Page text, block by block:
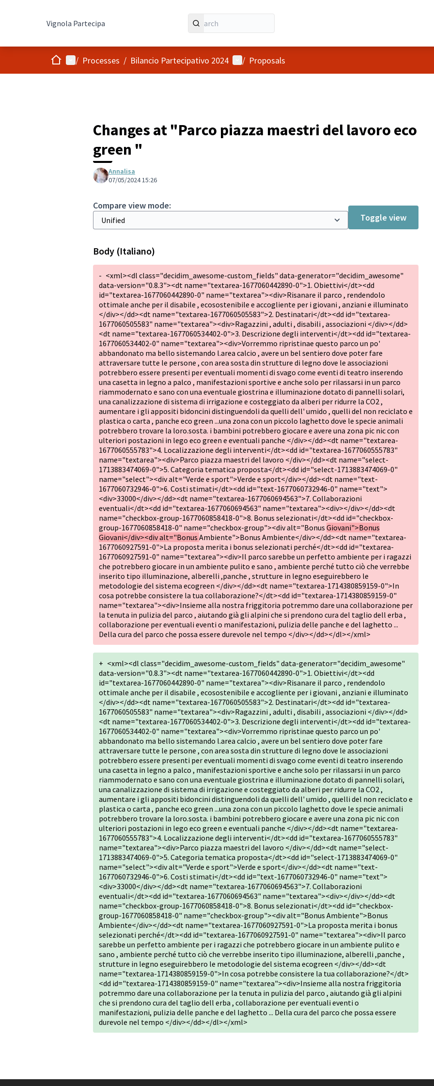
Vignola Partecipa
HomeMain menu
/ Processes / Bilancio Partecipativo 2024 User menu
/ Proposals
Changes at "Parco piazza maestri del lavoro eco
green "
Annalisa
07/05/2024 15:26
Compare view mode:
Toggle view
Body (Italiano)
- <xml><dl class="decidim_awesome-custom_fields" data-generator="decidim_awesome"
data-version="0.8.3"><dt name="textarea-1677060442890-0">1. Obiettivi</dt><dd
id="textarea-1677060442890-0" name="textarea"><div>Risanare il parco , rendendolo
ottimale anche per il disabile , ecosostenibile e accogliente per i giovani , anziani e illuminato
</div></dd><dt name="textarea-1677060505583">2. Destinatari</dt><dd id="textarea-
1677060505583" name="textarea"><div>Ragazzini , adulti , disabili , associazioni </div></dd>
<dt name="textarea-1677060534402-0">3. Descrizione degli interventi</dt><dd id="textarea-
1677060534402-0" name="textarea"><div>Vorremmo ripristinae questo parco un po'
abbandonato ma bello sistemando l.area calcio , avere un bel sentiero dove poter fare
attraversare tutte le persone , con area sosta din strutture di legno dove le associazioni
potrebbero essere presenti per eventuali momenti di svago come eventi di teatro inserendo
una casetta in legno a palco , manifestazioni sportive e anche solo per rilassarsi in un parco
riammodernato e sano con una eventuale giostrina e illuminazione dotato di pannelli solari,
una canalizzazione di sistema di irrigazione e costeggiato da alberi per ridurre la CO2 ,
aumentare i gli appositi bidoncini distinguendoli da quelli dell' umido , quelli del non reciclato e
plastica o carta , panche eco green ...una zona con un piccolo laghetto dove le specie animali
potrebbero trovare la loro.sosta. i bambini potrebbero giocare e avere una zona pic nic con
ulteriori postazioni in lego eco green e eventuali panche </div></dd><dt name="textarea-
1677060555783">4. Localizzazione degli interventi</dt><dd id="textarea-1677060555783"
name="textarea"><div>Parco piazza maestri del lavoro </div></dd><dt name="select-
1713883474069-0">5. Categoria tematica proposta</dt><dd id="select-1713883474069-0"
name="select"><div alt="Verde e sport">Verde e sport</div></dd><dt name="text-
1677060732946-0">6. Costi stimati</dt><dd id="text-1677060732946-0" name="text">
<div>33000</div></dd><dt name="textarea-1677060694563">7. Collaborazioni
eventuali</dt><dd id="textarea-1677060694563" name="textarea"><div></div></dd><dt
name="checkbox-group-1677060858418-0">8. Bonus selezionati</dt><dd id="checkbox-
group-1677060858418-0" name="checkbox-group"><div alt="Bonus Giovani">Bonus
Giovani</div><div alt="Bonus Ambiente">Bonus Ambiente</div></dd><dt name="textarea-
1677060927591-0">La proposta merita i bonus selezionati perché</dt><dd id="textarea-
1677060927591-0" name="textarea"><div>Il parco sarebbe un perfetto ambiente per i ragazzi
che potrebbero giocare in un ambiente pulito e sano , ambiente perché tutto ciò che verrebbe
inserito tipo illuminazione, alberelli ,panche , strutture in legno eseguirebbero le
metodologie del sistema ecogreen </div></dd><dt name="textarea-1714380859159-0">In
cosa potrebbe consistere la tua collaborazione?</dt><dd id="textarea-1714380859159-0"
name="textarea"><div>Insieme alla nostra friggitoria potremmo dare una collaborazione per
la tenuta in pulizia del parco , aiutando già gli alpini che si prendono cura del taglio dell erba ,
collaborazione per eventuali eventi o manifestazioni, pulizia delle panche e del laghetto ...
Della cura del parco che possa essere durevole nel tempo </div></dd></dl></xml>
+ <xml><dl class="decidim_awesome-custom_fields" data-generator="decidim_awesome"
data-version="0.8.3"><dt name="textarea-1677060442890-0">1. Obiettivi</dt><dd
id="textarea-1677060442890-0" name="textarea"><div>Risanare il parco , rendendolo
ottimale anche per il disabile , ecosostenibile e accogliente per i giovani , anziani e illuminato
</div></dd><dt name="textarea-1677060505583">2. Destinatari</dt><dd id="textarea-
1677060505583" name="textarea"><div>Ragazzini , adulti , disabili , associazioni </div></dd>
<dt name="textarea-1677060534402-0">3. Descrizione degli interventi</dt><dd id="textarea-
1677060534402-0" name="textarea"><div>Vorremmo ripristinae questo parco un po'
abbandonato ma bello sistemando l.area calcio , avere un bel sentiero dove poter fare
attraversare tutte le persone , con area sosta din strutture di legno dove le associazioni
potrebbero essere presenti per eventuali momenti di svago come eventi di teatro inserendo
una casetta in legno a palco , manifestazioni sportive e anche solo per rilassarsi in un parco
riammodernato e sano con una eventuale giostrina e illuminazione dotato di pannelli solari,
una canalizzazione di sistema di irrigazione e costeggiato da alberi per ridurre la CO2 ,
aumentare i gli appositi bidoncini distinguendoli da quelli dell' umido , quelli del non reciclato e
plastica o carta , panche eco green ...una zona con un piccolo laghetto dove le specie animali
potrebbero trovare la loro.sosta. i bambini potrebbero giocare e avere una zona pic nic con
ulteriori postazioni in lego eco green e eventuali panche </div></dd><dt name="textarea-
1677060555783">4. Localizzazione degli interventi</dt><dd id="textarea-1677060555783"
name="textarea"><div>Parco piazza maestri del lavoro </div></dd><dt name="select-
1713883474069-0">5. Categoria tematica proposta</dt><dd id="select-1713883474069-0"
name="select"><div alt="Verde e sport">Verde e sport</div></dd><dt name="text-
1677060732946-0">6. Costi stimati</dt><dd id="text-1677060732946-0" name="text">
<div>33000</div></dd><dt name="textarea-1677060694563">7. Collaborazioni
eventuali</dt><dd id="textarea-1677060694563" name="textarea"><div></div></dd><dt
name="checkbox-group-1677060858418-0">8. Bonus selezionati</dt><dd id="checkbox-
group-1677060858418-0" name="checkbox-group"><div alt="Bonus Ambiente">Bonus
Ambiente</div></dd><dt name="textarea-1677060927591-0">La proposta merita i bonus
selezionati perché</dt><dd id="textarea-1677060927591-0" name="textarea"><div>Il parco
sarebbe un perfetto ambiente per i ragazzi che potrebbero giocare in un ambiente pulito e
sano , ambiente perché tutto ciò che verrebbe inserito tipo illuminazione, alberelli ,panche ,
strutture in legno eseguirebbero le metodologie del sistema ecogreen </div></dd><dt
name="textarea-1714380859159-0">In cosa potrebbe consistere la tua collaborazione?</dt>
<dd id="textarea-1714380859159-0" name="textarea"><div>Insieme alla nostra friggitoria
potremmo dare una collaborazione per la tenuta in pulizia del parco , aiutando già gli alpini
che si prendono cura del taglio dell erba , collaborazione per eventuali eventi o
manifestazioni, pulizia delle panche e del laghetto ... Della cura del parco che possa essere
durevole nel tempo </div></dd></dl></xml>